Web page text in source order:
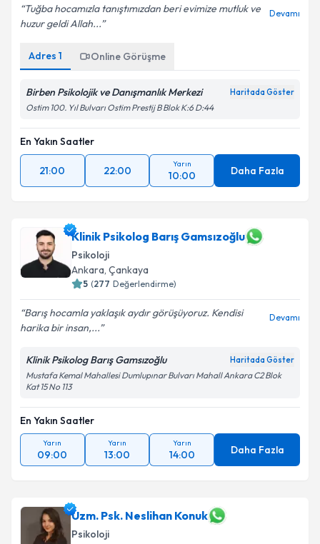
Tuğba hocamızla tanıştımızdan beri evimize mutluk ve
huzur geldi Allah...
Devamı
Adres 1 Online Görüşme
Birben Psikolojik ve Danışmanlık Merkezi Haritada Göster
Ostim 100. Yıl Bulvarı Ostim Prestij B Blok K:6 D:44
En Yakın Saatler
21:00 22:00
Yarın
10:00 Daha Fazla
Klinik Psikolog Barış Gamsızoğlu
Psikoloji
Ankara, Çankaya
5 (277 Değerlendirme)
Barış hocamla yaklaşık aydır görüşüyoruz. Kendisi
harika bir insan,...
Devamı
Klinik Psikolog Barış Gamsızoğlu Haritada Göster
Mustafa Kemal Mahallesi Dumlupınar Bulvarı Mahall Ankara C2 Blok
Kat 15 No 113
En Yakın Saatler
Yarın
09:00
Yarın
13:00
Yarın
14:00 Daha Fazla
Uzm. Psk. Neslihan Konuk
Psikoloji